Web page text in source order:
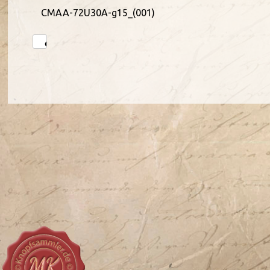
CMAA-72U30A-g15_(001)